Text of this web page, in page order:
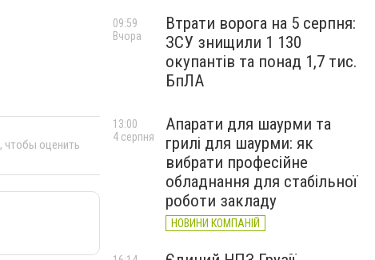
, чтобы оценить
Втрати ворога на 5 серпня:
ЗСУ знищили 1 130
окупантів та понад 1,7 тис.
БпЛА
09:59
Вчора
Апарати для шаурми та
грилі для шаурми: як
вибрати професійне
обладнання для стабільної
роботи закладу
НОВИНИ КОМПАНІЙ
13:00
4 серпня